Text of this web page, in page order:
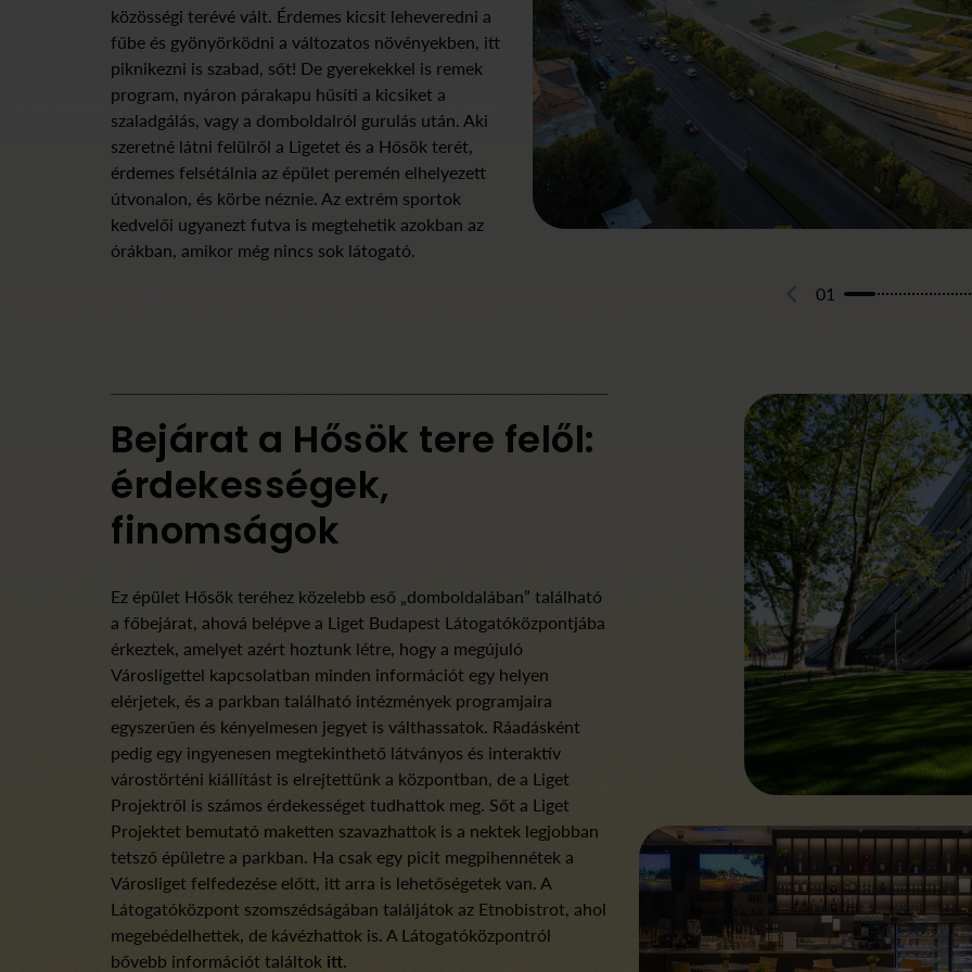
01
közösségi terévé vált. Érdemes kicsit leheveredni a
fűbe és gyönyörködni a változatos növényekben, itt
piknikezni is szabad, sőt! De gyerekekkel is remek
program, nyáron párakapu hűsíti a kicsiket a
szaladgálás, vagy a domboldalról gurulás után. Aki
szeretné látni felülről a Ligetet és a Hősök terét,
érdemes felsétálnia az épület peremén elhelyezett
útvonalon, és körbe néznie. Az extrém sportok
kedvelői ugyanezt futva is megtehetik azokban az
órákban, amikor még nincs sok látogató.
Bejárat a Hősök tere felől:
érdekességek,
finomságok
Ez épület Hősök teréhez közelebb eső „domboldalában” található
a főbejárat, ahová belépve a Liget Budapest Látogatóközpontjába
érkeztek, amelyet azért hoztunk létre, hogy a megújuló
Városligettel kapcsolatban minden információt egy helyen
elérjetek, és a parkban található intézmények programjaira
egyszerűen és kényelmesen jegyet is válthassatok. Ráadásként
pedig egy ingyenesen megtekinthető látványos és interaktív
várostörténi kiállítást is elrejtettünk a központban, de a Liget
Projektről is számos érdekességet tudhattok meg. Sőt a Liget
Projektet bemutató maketten szavazhattok is a nektek legjobban
tetsző épületre a parkban. Ha csak egy picit megpihennétek a
Városliget felfedezése előtt, itt arra is lehetőségetek van. A
Látogatóközpont szomszédságában találjátok az Etnobistrot, ahol
megebédelhettek, de kávézhattok is. A Látogatóközpontról
bővebb információt találtok itt